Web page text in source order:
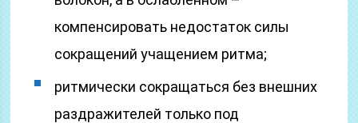
компенсировать недостаток силы
сокращений учащением ритма;
ритмически сокращаться без внешних
раздражителей только под